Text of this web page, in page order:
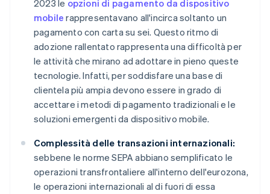
2023 le opzioni di pagamento da dispositivo
mobile rappresentavano all'incirca soltanto un
pagamento con carta su sei. Questo ritmo di
adozione rallentato rappresenta una difficoltà per
le attività che mirano ad adottare in pieno queste
tecnologie. Infatti, per soddisfare una base di
clientela più ampia devono essere in grado di
accettare i metodi di pagamento tradizionali e le
soluzioni emergenti da dispositivo mobile.
Complessità delle transazioni internazionali:
sebbene le norme SEPA abbiano semplificato le
operazioni transfrontaliere all'interno dell'eurozona,
le operazioni internazionali al di fuori di essa